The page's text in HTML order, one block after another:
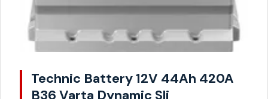
Technic Battery 12V 44Ah 420A
B36 Varta Dynamic Sli